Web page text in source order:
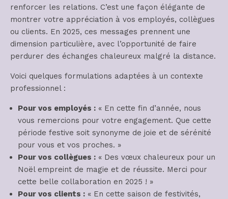
renforcer les relations. C’est une façon élégante de
montrer votre appréciation à vos employés, collègues
ou clients. En 2025, ces messages prennent une
dimension particulière, avec l’opportunité de faire
perdurer des échanges chaleureux malgré la distance.
Voici quelques formulations adaptées à un contexte
professionnel :
Pour vos employés : « En cette fin d’année, nous
vous remercions pour votre engagement. Que cette
période festive soit synonyme de joie et de sérénité
pour vous et vos proches. »
Pour vos collègues : « Des vœux chaleureux pour un
Noël empreint de magie et de réussite. Merci pour
cette belle collaboration en 2025 ! »
Pour vos clients : « En cette saison de festivités,